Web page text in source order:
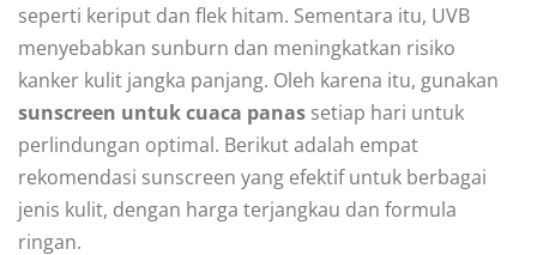
seperti keriput dan flek hitam. Sementara itu, UVB
menyebabkan sunburn dan meningkatkan risiko
kanker kulit jangka panjang. Oleh karena itu, gunakan
sunscreen untuk cuaca panas setiap hari untuk
perlindungan optimal. Berikut adalah empat
rekomendasi sunscreen yang efektif untuk berbagai
jenis kulit, dengan harga terjangkau dan formula
ringan.